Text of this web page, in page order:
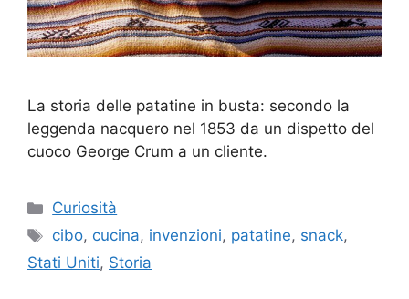
La storia delle patatine in busta: secondo la
leggenda nacquero nel 1853 da un dispetto del
cuoco George Crum a un cliente.
Categorie
Curiosità
Tag
cibo, cucina, invenzioni, patatine, snack,
Stati Uniti, Storia